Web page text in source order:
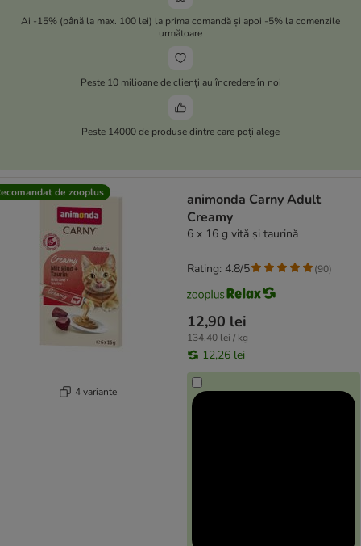
Ai -15% (până la max. 100 lei) la prima comandă și apoi -5% la comenzile
următoare
Peste 10 milioane de clienți au încredere în noi
Peste 14000 de produse dintre care poți alege
de zooplus
4 variante
animonda Carny Adult
Creamy
6 x 16 g vită și taurină
12,90 lei
134,40 lei / kg
12,26 lei
Rating: 4.8/5 (90)